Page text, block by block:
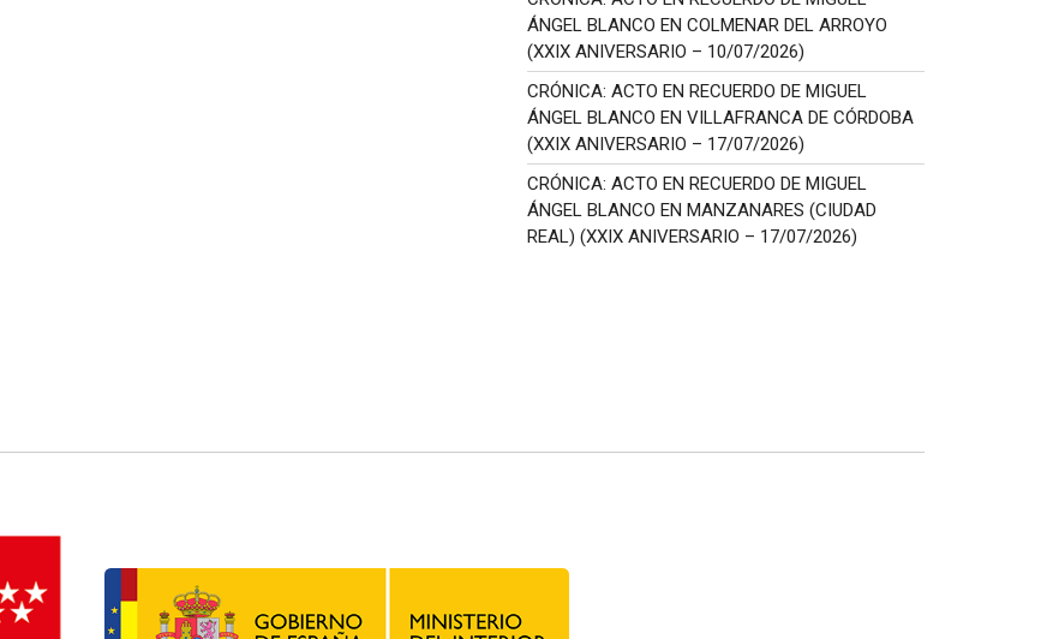
ÁNGEL BLANCO EN COLMENAR DEL ARROYO
(XXIX ANIVERSARIO – 10/07/2026)
CRÓNICA: ACTO EN RECUERDO DE MIGUEL
ÁNGEL BLANCO EN VILLAFRANCA DE CÓRDOBA
(XXIX ANIVERSARIO – 17/07/2026)
CRÓNICA: ACTO EN RECUERDO DE MIGUEL
ÁNGEL BLANCO EN MANZANARES (CIUDAD
REAL) (XXIX ANIVERSARIO – 17/07/2026)